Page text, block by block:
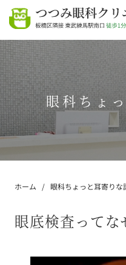
眼科ちょ
ホーム 眼科ちょっと耳寄りな
眼底検査ってな